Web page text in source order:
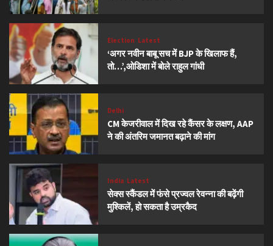
Election Latest
‘अगर नवीन बाबू सच में BJP के खिलाफ हैं,
तो…’,ओडिशा में बोले राहुल गांधी
Delhi
CM केजरीवाल में दिख रहे कैंसर के लक्षण, AAP
ने की अंतरिम जमानत बढ़ाने की मांग
India Latest
सेक्स स्कैंडल में फंसे प्रज्वल रेवन्ना की बढ़ेंगी
मुश्किलें, हो सकता है उम्रकैद